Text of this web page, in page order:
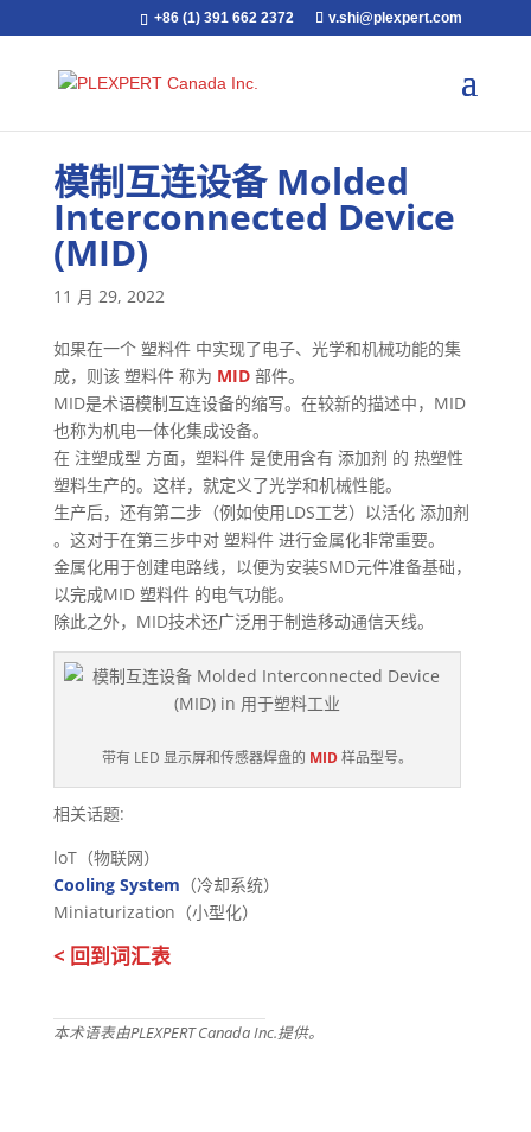
+86 (1) 391 662 2372 v.shi@plexpert.com
模制互连设备 Molded
Interconnected Device
(MID)
11 月 29, 2022
如果在一个 塑料件 中实现了电子、光学和机械功能的集
成，则该 塑料件 称为 MID部件。
MID是术语模制互连设备的缩写。在较新的描述中，MID
也称为机电一体化集成设备。
在 注塑成型 方面，塑料件 是使用含有 添加剂 的 热塑性
塑料生产的。这样，就定义了光学和机械性能。
生产后，还有第二步（例如使用LDS工艺）以活化 添加剂
。这对于在第三步中对 塑料件 进行金属化非常重要。
金属化用于创建电路线，以便为安装SMD元件准备基础，
以完成MID 塑料件 的电气功能。
除此之外，MID技术还广泛用于制造移动通信天线。
带有 LED 显示屏和传感器焊盘的 MID样品型号。
相关话题:
loT（物联网）
Cooling System （冷却系统）
Miniaturization（小型化）
< 回到词汇表
本术语表由PLEXPERT Canada Inc.提供。